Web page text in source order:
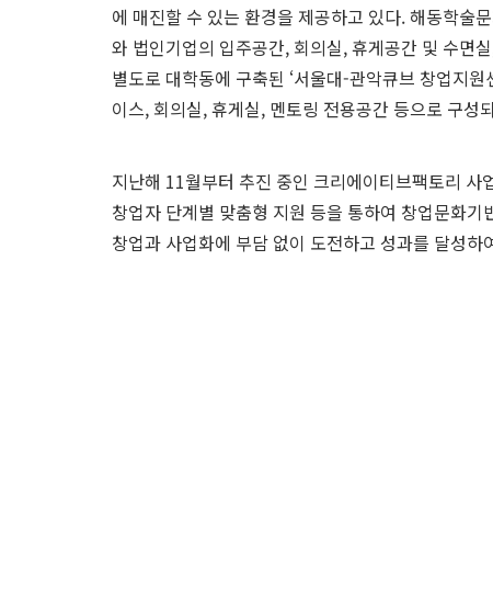
에 매진할 수 있는 환경을 제공하고 있다. 해동학술
와 법인기업의 입주공간, 회의실, 휴게공간 및 수면
별도로 대학동에 구축된 ‘서울대-관악큐브 창업지
이스, 회의실, 휴게실, 멘토링 전용공간 등으로 구성
지난해 11월부터 추진 중인 크리에이티브팩토리
창업자 단계별 맞춤형 지원 등을 통하여 창업문화
창업과 사업화에 부담 없이 도전하고 성과를 달성